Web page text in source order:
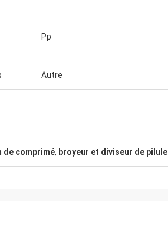
Pp
Autre
de comprimé, broyeur et diviseur de pilule